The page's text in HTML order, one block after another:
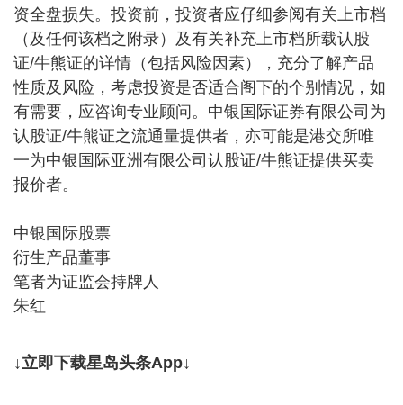
资全盘损失。投资前，投资者应仔细参阅有关上市档
（及任何该档之附录）及有关补充上市档所载认股
证/牛熊证的详情（包括风险因素），充分了解产品
性质及风险，考虑投资是否适合阁下的个别情况，如
有需要，应咨询专业顾问。中银国际证券有限公司为
认股证/牛熊证之流通量提供者，亦可能是港交所唯
一为中银国际亚洲有限公司认股证/牛熊证提供买卖
报价者。
中银国际股票
衍生产品董事
笔者为证监会持牌人
朱红
↓立即下载星岛头条App↓